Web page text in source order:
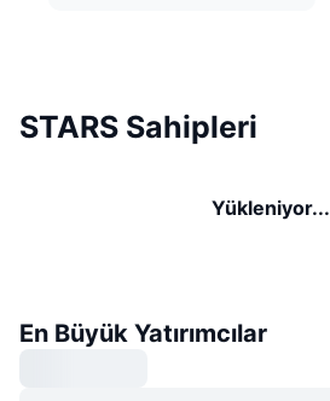
STARS Sahipleri
Yükleniyor...
En Büyük Yatırımcılar